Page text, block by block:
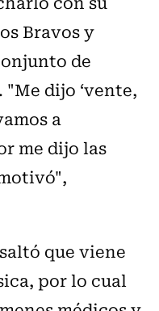
Bravos y
de
dijo ‘vente,
a
me dijo las
que viene
por lo cual